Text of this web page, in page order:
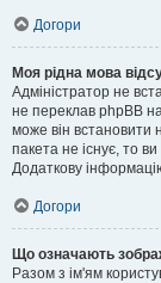
Догори
Моя рідна мова
Адміністратор не
не переклав phpBB
може він встановити
пакета не існує, то
Додаткову
Догори
Що означають
Разом з ім'ям